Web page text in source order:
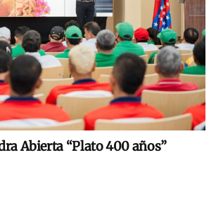
Abierta “Plato 400 años”